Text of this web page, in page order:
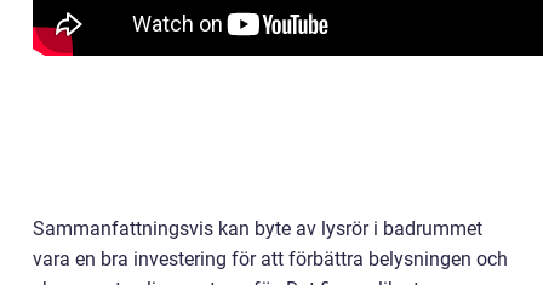
Sammanfattningsvis kan byte av lysrör i badrummet
vara en bra investering för att förbättra belysningen och